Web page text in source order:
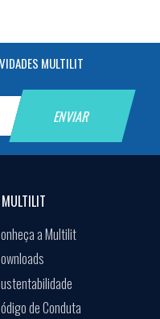
MULTILIT
a Multilit
de Conduta